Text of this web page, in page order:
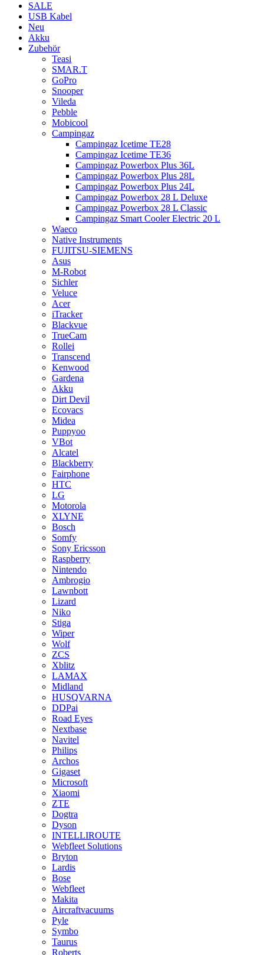
SALE
USB Kabel
Neu
Akku
Zubehör
Teasi
SMAR.T
GoPro
Snooper
Vileda
Pebble
Mobicool
Campingaz
Campingaz Icetime TE28
Campingaz Icetime TE36
Campingaz Powerbox Plus 36L
Campingaz Powerbox Plus 28L
Campingaz Powerbox Plus 24L
Campingaz Powerbox 28 L Deluxe
Campingaz Powerbox 28 L Classic
Campingaz Smart Cooler Electric 20 L
Waeco
Native Instruments
FUJITSU-SIEMENS
Asus
M-Robot
Sichler
Veluce
Acer
iTracker
Blackvue
TrueCam
Rollei
Transcend
Kenwood
Gardena
Akku
Dirt Devil
Ecovacs
Midea
Puppyoo
VBot
Alcatel
Blackberry
Fairphone
HTC
LG
Motorola
XLYNE
Bosch
Somfy
Sony Ericsson
Raspberry
Nintendo
Ambrogio
Lawnbott
Lizard
Niko
Stiga
Wiper
Wolf
ZCS
Xblitz
LAMAX
Midland
HUSQVARNA
DDPai
Road Eyes
Nextbase
Navitel
Philips
Archos
Gigaset
Microsoft
Xiaomi
ZTE
Dogtra
Dyson
INTELLIROUTE
Webfleet Solutions
Bryton
Lardis
Bose
Webfleet
Makita
Aircraftvacuums
Pyle
Symbo
Taurus
Roberts